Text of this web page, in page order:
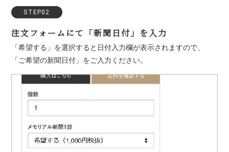
STEP02
注文フォームにて「新聞日付」を入力
「希望する」を選択すると日付入力欄が表示されますので、
「ご希望の新聞日付」をご入力ください。